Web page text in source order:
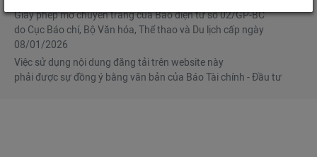
Giấy phép mở chuyên trang của Báo điện tử số 02/GP-BC
do Cục Báo chí, Bộ Văn hóa, Thể thao và Du lịch cấp ngày
08/01/2026
Việc sử dụng nội dung đăng tải trên website này
phải được sự đồng ý bằng văn bản của Báo Tài chính - Đầu tư